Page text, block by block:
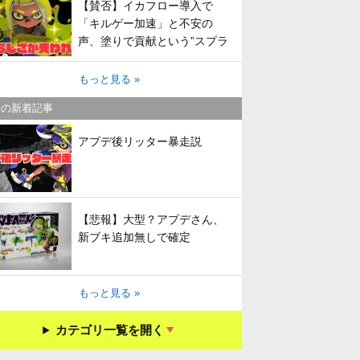
【賛否】イカフロー導入で
「キルゲー加速」と不安の
声、塗りで貢献という”スプラ
らしさ”は失われてしまうのか
もっと見る »
新着記事
アプデ後リッター暴走説
【悲報】大型？アプデさん、
新ブキ追加無しで確定
もっと見る »
カテゴリ一覧を開く